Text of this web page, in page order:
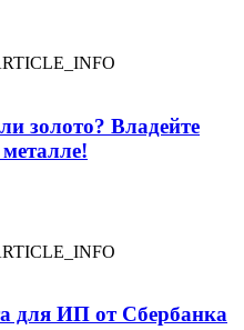
золото? Владейте
для ИП от Сбербанка